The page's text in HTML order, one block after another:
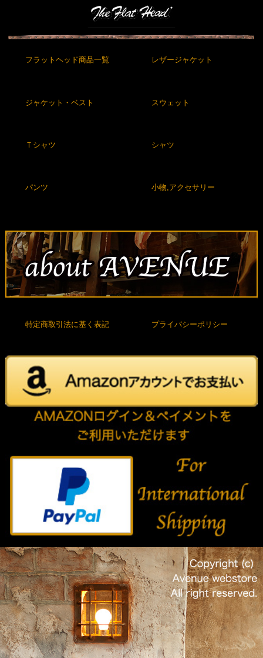
フラットヘッド商品一覧 レザージャケット
ジャケット・ベスト スウェット
Ｔシャツ シャツ
パンツ 小物,アクセサリー
特定商取引法に基く表記 プライバシーポリシー